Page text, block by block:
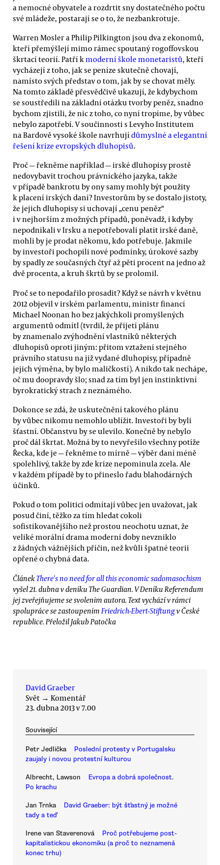
a nemocné obyvatele a rozdrtit sny dostatečného počtu
své mládeže, postarají se o to, že nezbankrotuje.
Warren Mosler a Philip Pilkington jsou dva z ekonomů,
kteří přemýšlejí mimo rámec spoutaný rogoffovskou
škrtací teorií. Patří kmoderní škole monetaristů, kteří
vycházejí z toho, jak se peníze skutečně chovají,
namísto svých představ o tom, jak by se chovat měly.
Na tomto základě přesvědčivě ukazují, že kdybychom
se soustředili na základní otázku tvorby peněz, snadno
bychom zjistili, že nic z toho, co nyní tropíme, by vůbec
nebylo zapotřebí. V součinnosti s Levyho Institutem
na Bardově vysoké škole navrhují důmyslné a elegantní
řešení krize evropských dluhopisů.
Proč — řekněme například — irské dluhopisy prostě
nedovybavit trochou právnického jazyka, takže
v případě bankrotu by ony samy mohly být použity
k placení irských daní? Investorům by se dostalo jistoty,
že jejich dluhopisy si uchovají „cenu peněz“
i v nejhorším z možných případů, poněvadž, i kdyby
nepodnikali v Irsku a nepotřebovali platit irské daně,
mohli by je prodat někomu, kdo potřebuje. Jakmile
by investoři pochopili nové podmínky, úrokové sazby
by spadly ze současných čtyř až pěti procent na jedno až
dvě procenta, a kruh škrtů by se prolomil.
Proč se to nepodařilo prosadit? Když se návrh v květnu
2012 objevil v irském parlamentu, ministr financí
Michael Noonan ho bez jakýchkoli promyšlených
argumentů odmítl (tvrdil, že přijetí plánu
by znamenalo zvýhodnění vlastníků některých
dluhopisů oproti jiným: přitom vztažení stejného
právního statusu na již vydané dluhopisy, případně
jejich výměna, by bylo maličkostí). A nikdo tak nechápe,
oč mu doopravdy šlo; snad za tím byl jen instinktivní
byrokratický strach z neznámého.
Dokonce se zdá, že uskutečnění takového plánu
by vůbec nikomu nemohlo ublížit. Investoři by byli
šťastní. Občanstvu by se ulevilo. Konečně by nebylo
proč dál škrtat. Možná by to nevyřešilo všechny potíže
Řecka, kde je — řekněme to mírně — výběr daní méně
spolehlivý, takže by zde krize nepominula zcela. Ale
v každém případě by to přineslo řadu blahodárných
účinků.
Pokud o tom politici odmítají vůbec jen uvažovat, jak
posud činí, těžko za tím hledat cokoli
sofistikovanějšího než prostou neochotu uznat, že
veliké morální drama moderní doby nevzniklo
z žádných vážnějších příčin, než kvůli špatné teorii
opřené o chybná data.
ČlánekThere's no need for all this economic sadomasochism
vyšel 21. dubna v deníku The Guardian. V Deníku Referendum
jej zveřejňujeme se svolením autora. Text vychází v rámci
spolupráce se zastoupením Friedrich-Ebert-Stiftungv České
republice. Přeložil Jakub Patočka
David Graeber
Svět → Komentář
23. dubna 2013 v 7.00
Související
Petr Jedlička
Poslední protesty v Portugalsku
zaujaly i novou protestní kulturou
Albrecht, Lawson
Evropa a dobrá společnost.
Po krachu
Jan Trnka
David Graeber: být šťastný je možné
tady a teď
Irene van Staverenová
Proč potřebujeme post-
kapitalistickou ekonomiku (a proč to neznamená
konec trhu)